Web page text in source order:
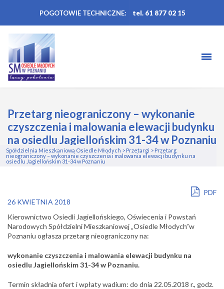
POGOTOWIE TECHNICZNE: tel. 61 877 02 15
Przetarg nieograniczony – wykonanie
czyszczenia i malowania elewacji budynku
na osiedlu Jagiellońskim 31-34 w Poznaniu
Spółdzielnia Mieszkaniowa Osiedle Młodych > Przetargi > Przetarg
nieograniczony – wykonanie czyszczenia i malowania elewacji budynku na
osiedlu Jagiellońskim 31-34 w Poznaniu
PDF
26 KWIETNIA 2018
Kierownictwo Osiedli Jagiellońskiego, Oświecenia i Powstań
Narodowych Spółdzielni Mieszkaniowej „Osiedle Młodych”w
Poznaniu ogłasza przetarg nieograniczony na:
wykonanie czyszczenia i malowania elewacji budynku na
osiedlu Jagiellońskim 31-34 w Poznaniu.
Termin składnia ofert i wpłaty wadium: do dnia 22.05.2018 r., godz.